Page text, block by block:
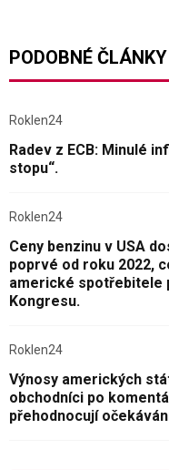
PODOBNÉ ČLÁNKY
Roklen24
Radev z ECB: Minulé
stopu“.
Roklen24
Ceny benzinu v USA
poprvé od roku 2022,
americké spotřebitele
Kongresu.
Roklen24
Výnosy amerických
obchodníci po
přehodnocují